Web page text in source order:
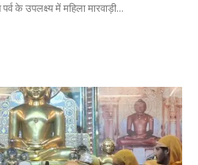
के उपलक्ष्य में महिला मारवाड़ी...